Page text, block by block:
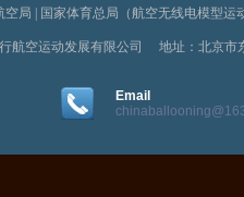
空局 国家体育总局（航空无线电模型运
航空运动发展有限公司 地址：北京
Email